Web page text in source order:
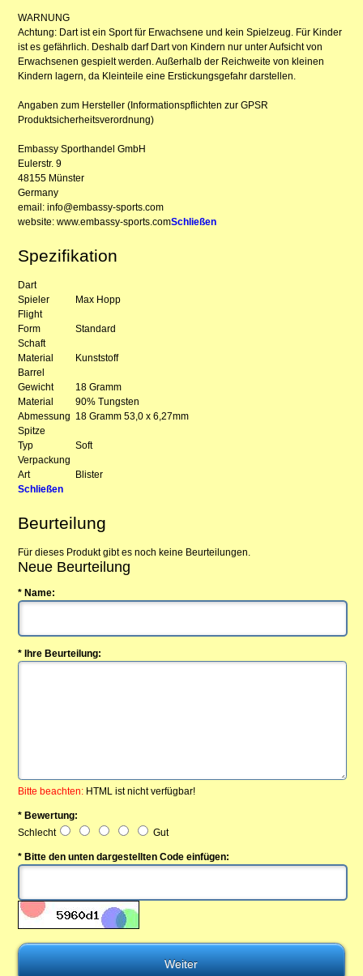
WARNUNG
Achtung: Dart ist ein Sport für Erwachsene und kein Spielzeug. Für Kinder
ist es gefährlich. Deshalb darf Dart von Kindern nur unter Aufsicht von
Erwachsenen gespielt werden. Außerhalb der Reichweite von kleinen
Kindern lagern, da Kleinteile eine Erstickungsgefahr darstellen.
Angaben zum Hersteller (Informationspflichten zur GPSR
Produktsicherheitsverordnung)
Embassy Sporthandel GmbH
Eulerstr. 9
48155 Münster
Germany
email: info@embassy-sports.com
website: www.embassy-sports.comSchließen
Spezifikation
Dart
Spieler
Max Hopp
Flight
Form
Standard
Schaft
Material
Kunststoff
Barrel
Gewicht
18 Gramm
Material
90% Tungsten
Abmessung 18 Gramm 53,0 x 6,27mm
Spitze
Typ
Soft
Verpackung
Art
Blister
Schließen
Beurteilung
Für dieses Produkt gibt es noch keine Beurteilungen.
Neue Beurteilung
* Name:
* Ihre Beurteilung:
Bitte beachten: HTML ist nicht verfügbar!
* Bewertung:
Schlecht
Gut
* Bitte den unten dargestellten Code einfügen: